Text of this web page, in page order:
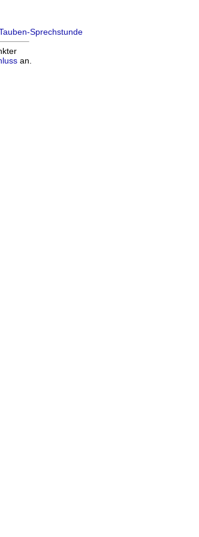
Sprechstunde
an.